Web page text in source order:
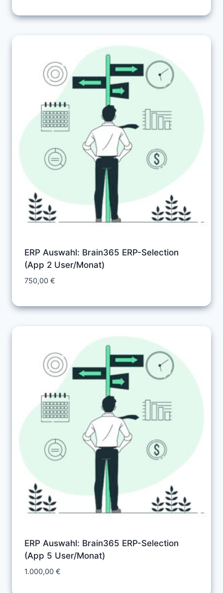
ERP Auswahl: Brain365 ERP-Selection
(App 2 User/Monat)
750,00 €
ERP Auswahl: Brain365 ERP-Selection
(App 5 User/Monat)
1.000,00 €